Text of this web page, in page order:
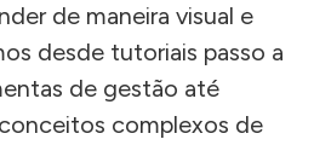
de maneira visual e
desde tutoriais passo a
de gestão até
complexos de